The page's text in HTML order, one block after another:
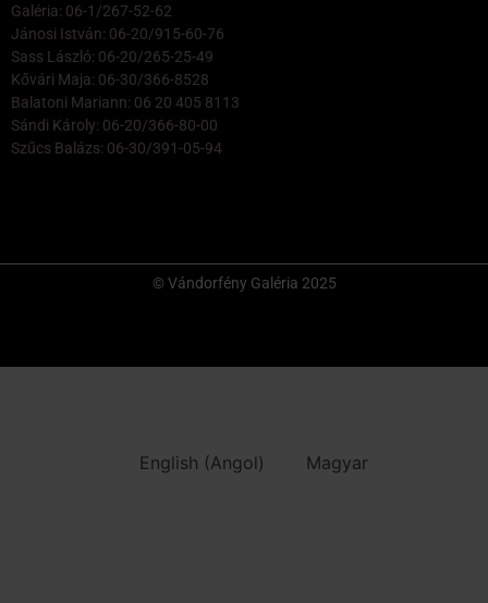
Galéria: 06-1/267-52-62
Jánosi István: 06-20/915-60-76
Sass László: 06-20/265-25-49
Kővári Maja: 06-30/366-8528
Balatoni Mariann: 06 20 405 8113
Sándi Károly: 06-20/366-80-00
Szűcs Balázs: 06-30/391-05-94
© Vándorfény Galéria 2025
English (Angol) Magyar